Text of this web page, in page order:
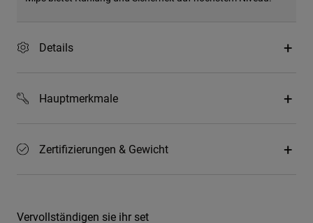
Details
Hauptmerkmale
Zertifizierungen & Gewicht
Vervollständigen sie ihr set